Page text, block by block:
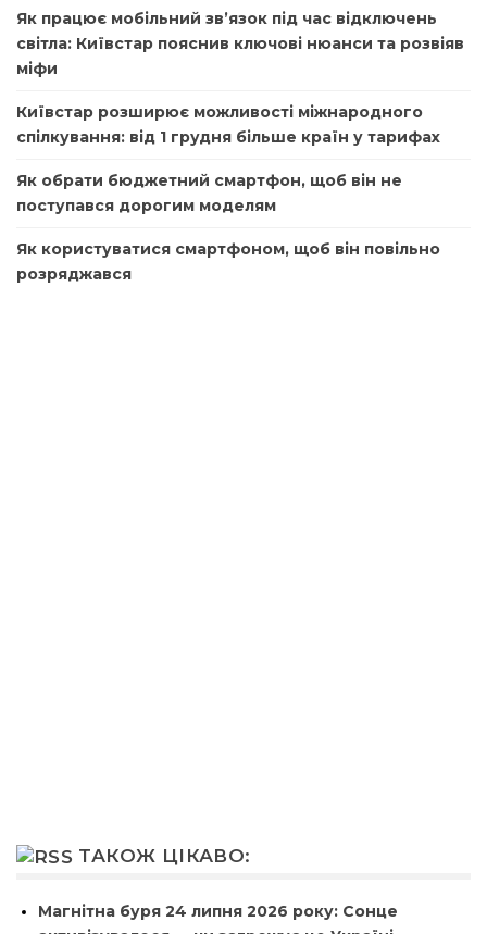
Як працює мобільний зв’язок під час відключень
світла: Київстар пояснив ключові нюанси та розвіяв
міфи
Київстар розширює можливості міжнародного
спілкування: від 1 грудня більше країн у тарифах
Як обрати бюджетний смартфон, щоб він не
поступався дорогим моделям
Як користуватися смартфоном, щоб він повільно
розряджався
ТАКОЖ ЦІКАВО:
Магнітна буря 24 липня 2026 року: Сонце